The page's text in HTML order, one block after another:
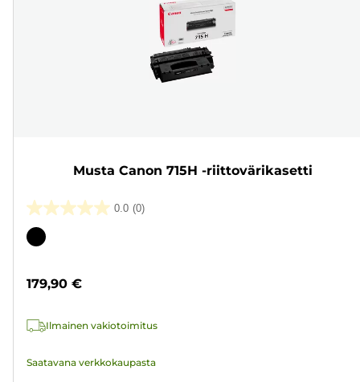
Musta Canon 715H -riittovärikasetti
0.0 (0)
0.0/5
tähteä.
Värikasetti
179,90 €
Ilmainen vakiotoimitus
Saatavana verkkokaupasta